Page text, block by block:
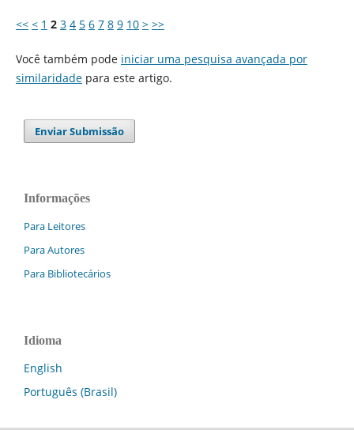
<< < 1 2 3 4 5 6 7 8 9 10 > >>
Você também pode iniciar uma pesquisa avançada por
similaridadepara este artigo.
Enviar Submissão
Informações
Para Leitores
Para Autores
Para Bibliotecários
Idioma
English
Português (Brasil)